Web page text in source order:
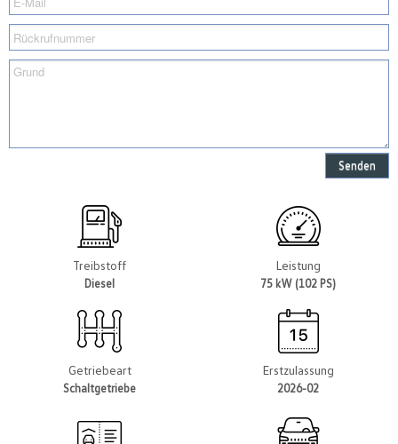
Senden
Treibstoff
Diesel
Leistung
75 kW (102 PS)
Getriebeart
Schaltgetriebe
Erstzulassung
2026-02